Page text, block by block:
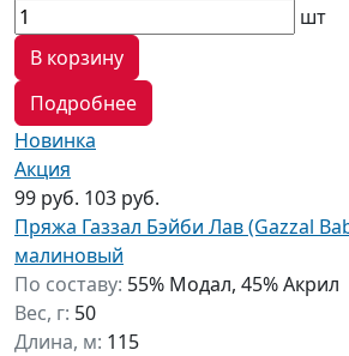
шт
В корзину
Подробнее
Новинка
Акция
99 руб. 103 руб.
Пряжа Газзал Бэйби Лав (Gazzal
малиновый
По составу: 55% Модал, 45% Акрил
Вес, г: 50
Длина, м: 115